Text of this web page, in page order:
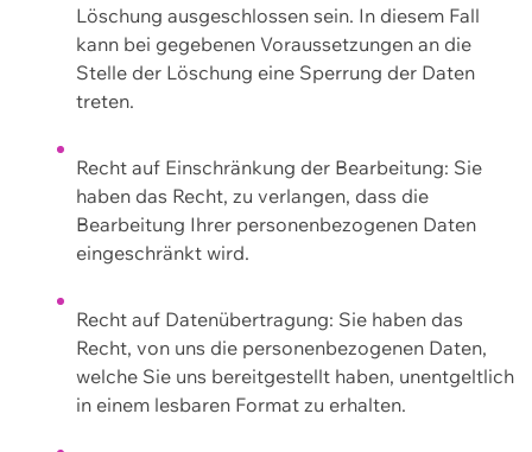
Löschung ausgeschlossen sein. In diesem Fall
kann bei gegebenen Voraussetzungen an die
Stelle der Löschung eine Sperrung der Daten
treten.
Recht auf Einschränkung der Bearbeitung: Sie
haben das Recht, zu verlangen, dass die
Bearbeitung Ihrer personenbezogenen Daten
eingeschränkt wird.
Recht auf Datenübertragung: Sie haben das
Recht, von uns die personenbezogenen Daten,
welche Sie uns bereitgestellt haben, unentgeltlich
in einem lesbaren Format zu erhalten.